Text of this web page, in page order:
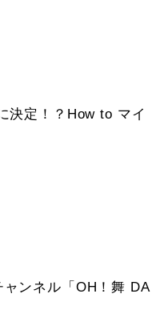
決定！？How to マイ
ンネル「OH！舞 DA